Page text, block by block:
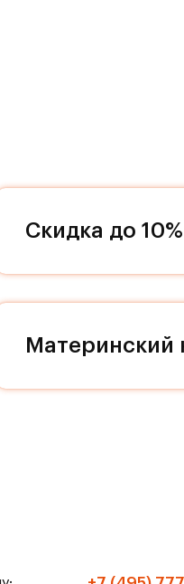
Для тех, кто
в дизайне
квартире, поэтому
и уют в вашей
колоннами
эпохи. Поэтому
помещения
МЭЛ с
музыкальном
по своим
Скидка до 10%
Материнский